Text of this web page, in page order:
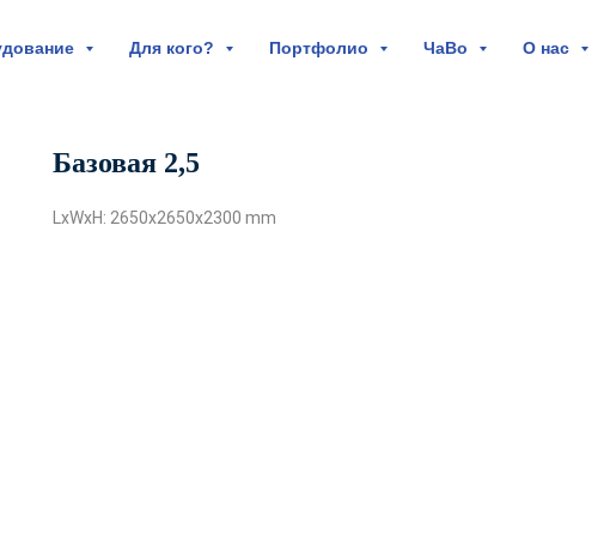
Для кого? Портфолио ЧаВо О нас
Базовая 2,5
LxWxH: 2650x2650x2300 mm